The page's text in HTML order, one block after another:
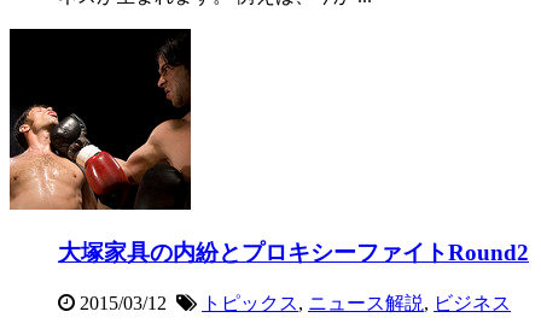
大塚家具の内紛とプロキシーファイトRound2
2015/03/12 トピックス, ニュース解説, ビジネス